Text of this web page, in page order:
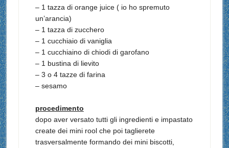
– 1 tazza di orange juice ( io ho spremuto
un’arancia)
– 1 tazza di zucchero
– 1 cucchiaio di vaniglia
– 1 cucchiaino di chiodi di garofano
– 1 bustina di lievito
– 3 o 4 tazze di farina
– sesamo
procedimento
dopo aver versato tutti gli ingredienti e impastato
create dei mini rool che poi taglierete
trasversalmente formando dei mini biscotti,